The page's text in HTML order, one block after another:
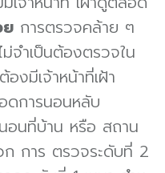
ย การตรวจคล้าย ๆ
จําเป็นต้องตรวจใน
งมีเจ้าหน้าที่เฝ้า
ดการนอนหลับ
อนที่บ้าน หรือ สถาน
การ ตรวจระดับที่ 2